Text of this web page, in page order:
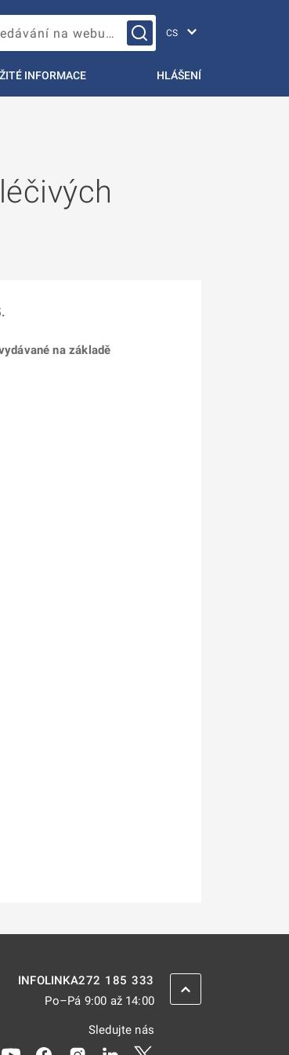
Vyhledávání na webu…
INFORMACE HLÁŠENÍ
na základě
INFOLINKA272 185 333
Po–Pá 9:00 až 14:00
Sledujte nás
Odkaz se otevře na nové kartě
Odkaz se otevře na nové kartě
Odkaz se otevře na nové kartě
Odkaz se otevře na nové
ZPĚT NAHORU